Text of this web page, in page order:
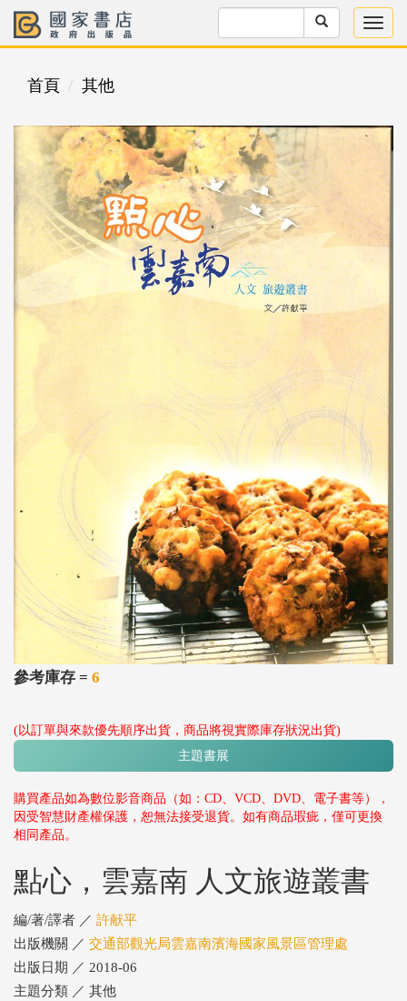
首頁 其他
參考庫存 = 6
(以訂單與來款優先順序出貨，商品將視實際庫存狀況出貨)
主題書展
購買產品如為數位影音商品（如：CD、VCD、DVD、電子書等），
因受智慧財產權保護，恕無法接受退貨。如有商品瑕疵，僅可更換
相同產品。
點心，雲嘉南 人文旅遊叢書
編/著/譯者 ／ 許献平
出版機關 ／ 交通部觀光局雲嘉南濱海國家風景區管理處
出版日期 ／ 2018-06
主題分類 ／ 其他